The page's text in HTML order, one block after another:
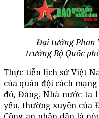
Đại tướng Phan
trưởng Bộ Quốc
Thực tiễn lịch sử Việt
của quân đội cách
đó, Đảng, Nhà nước ta
yếu, thường xuyên của